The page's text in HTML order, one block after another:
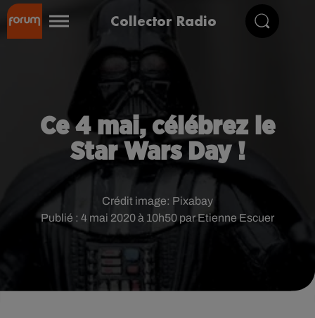
Collector Radio
Ce 4 mai, célébrez le
Star Wars Day !
Publié : 4 mai 2020 à 10h50 par Etienne Escuer
Crédit image: Pixabay